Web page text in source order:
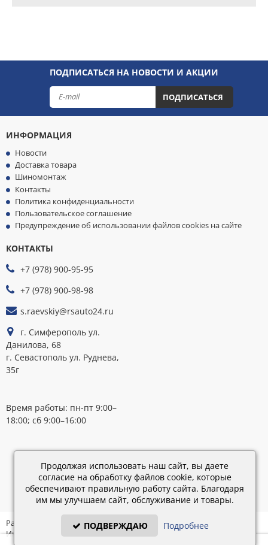
ПОДПИСАТЬСЯ НА НОВОСТИ И АКЦИИ
ПОДПИСАТЬСЯ
ИНФОРМАЦИЯ
Новости
Доставка товара
Шиномонтаж
Контакты
Политика конфиденциальности
Пользовательское соглашение
Предупреждение об использовании файлов cookies на сайте
КОНТАКТЫ
+7 (978) 900-95-95
+7 (978) 900-98-98
s.raevskiy@rsauto24.ru
г. Симферополь ул.
Данилова, 68
г. Севастополь ул. Руднева,
35г
Время работы: пн-пт 9:00–
18:00; сб 9:00–16:00
Каталог
28.02.2019
15:45
Разработка: «IT - Консультант» ©
Интернет-магазин на платформе «Электронный заказ» ©
Продолжая использовать наш сайт, вы даете
согласие на обработку файлов cookie, которые
обеспечивают правильную работу сайта. Благодаря
им мы улучшаем сайт, обслуживание и товары.
ПОДВЕРЖДАЮ Подробнее